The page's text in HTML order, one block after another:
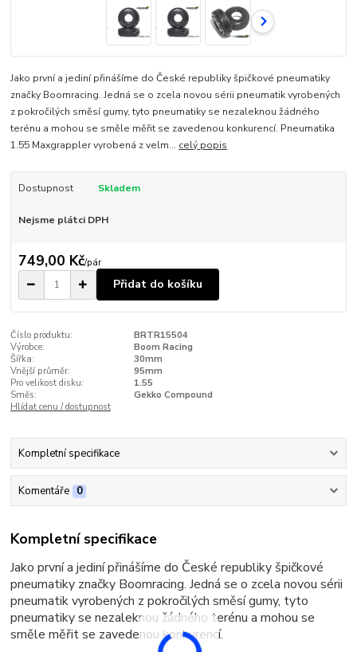
Jako první a jediní přinášíme do České republiky špičkové pneumatiky
značky Boomracing. Jedná se o zcela novou sérii pneumatik vyrobených
z pokročilých směsí gumy, tyto pneumatiky se nezaleknou žádného
terénu a mohou se směle měřit se zavedenou konkurencí. Pneumatika
1.55 Maxgrappler vyrobená z velm... celý popis
Dostupnost Skladem
Nejsme plátci DPH
749,00 Kč/pár
Přidat do košíku
Číslo produktu:
BRTR15504
Výrobce:
Boom Racing
Šířka:
30mm
Vnější průměr:
95mm
Pro velikost disku:
1.55
Směs:
Gekko Compound
Hlídat cenu / dostupnost
Kompletní specifikace
Komentáře 0
Kompletní specifikace
Jako první a jediní přinášíme do České republiky špičkové
pneumatiky značky Boomracing. Jedná se o zcela novou sérii
pneumatik vyrobených z pokročilých směsí gumy, tyto
pneumatiky se nezaleknou žádného terénu a mohou se
směle měřit se zavedenou konkurencí.